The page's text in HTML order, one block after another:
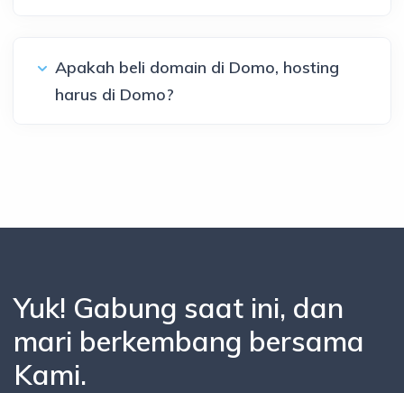
Apakah beli domain di Domo, hosting
harus di Domo?
Yuk! Gabung saat ini, dan
mari berkembang bersama
Kami.